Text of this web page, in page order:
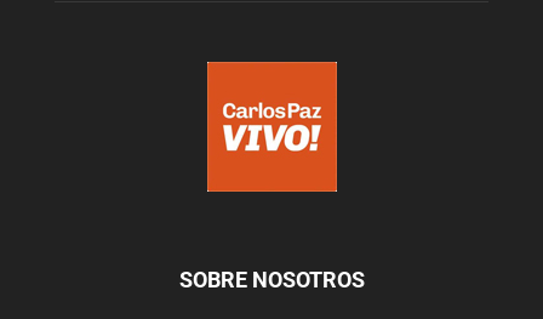
SOBRE NOSOTROS